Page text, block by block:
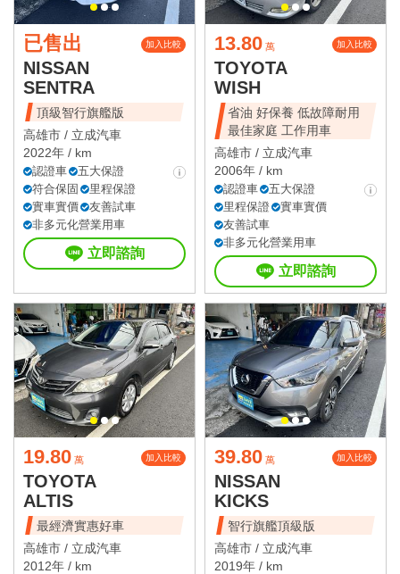
已售出 加入比較
NISSAN
SENTRA
頂級智行旗艦版
高雄市 / 立成汽車
2022年 / km
認證車
五大保證
符合保固
里程保證
實車實價
友善試車
非多元化營業用車
立即諮詢
13.80 萬 加入比較
TOYOTA
WISH
省油 好保養 低故障耐用
最佳家庭 工作用車
高雄市 / 立成汽車
2006年 / km
認證車
五大保證
里程保證
實車實價
友善試車
非多元化營業用車
立即諮詢
19.80 萬 加入比較
TOYOTA
ALTIS
最經濟實惠好車
高雄市 / 立成汽車
2012年 / km
39.80 萬 加入比較
NISSAN
KICKS
智行旗艦頂級版
高雄市 / 立成汽車
2019年 / km